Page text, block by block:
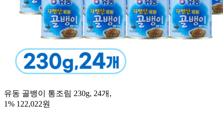
유동 골뱅이 통조림 230g, 24개,
1% 122,022원